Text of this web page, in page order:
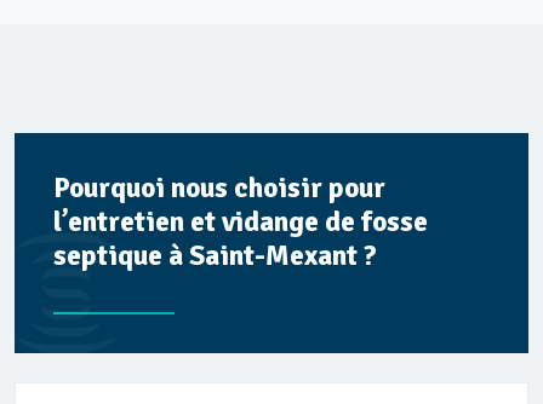
Pourquoi nous choisir pour
l’entretien et vidange de fosse
septique à Saint-Mexant ?